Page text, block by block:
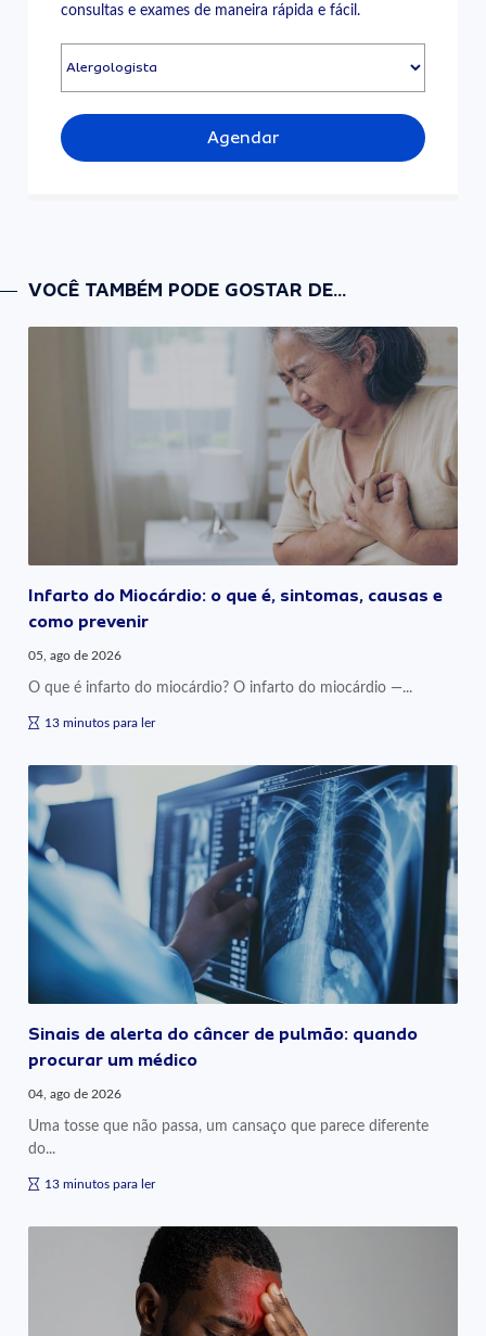
consultas e exames de maneira rápida e fácil.
Agendar
VOCÊ TAMBÉM PODE GOSTAR DE...
Infarto do Miocárdio: o que é, sintomas, causas e
como prevenir
05, ago de 2026
O que é infarto do miocárdio? O infarto do miocárdio —...
13 minutos para ler
Sinais de alerta do câncer de pulmão: quando
procurar um médico
04, ago de 2026
Uma tosse que não passa, um cansaço que parece diferente
do...
13 minutos para ler